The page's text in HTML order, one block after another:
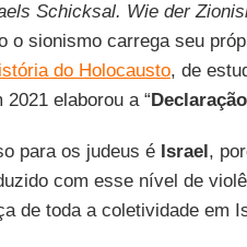
Schicksal. Wie der
o sionismo carrega seu
do Holocausto, de
elaborou a “
para os judeus é Israel,
com esse nível de
de toda a coletividade em